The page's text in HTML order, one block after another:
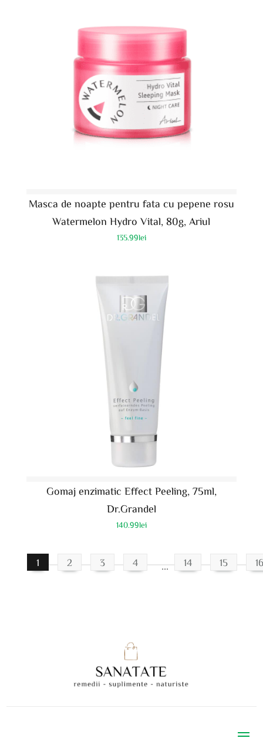
Masca de noapte pentru fata cu pepene rosu
Watermelon Hydro Vital, 80g, Ariul
135.99lei
Gomaj enzimatic Effect Peeling, 75ml,
Dr.Grandel
140.99lei
1 2 3 4 14 15 16